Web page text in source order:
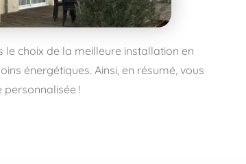
choix de la meilleure installation en
énergétiques. Ainsi, en résumé, vous
!